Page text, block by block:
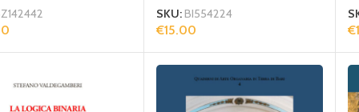
SKU: BI554224
€15.00 €